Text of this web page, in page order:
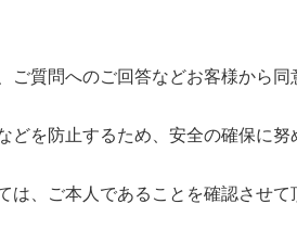
質問へのご回答などお客様から同
を防止するため、安全の確保に努
、ご本人であることを確認させて